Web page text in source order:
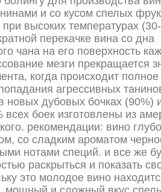
и со кусом спелых
высоких температурах
перекачке вина со дна
чана на его поверхность
мезги прекращается
когда происходит
агрессивных
новых дубовых бочках (90%)
всех боек изготовлены из
рекомендации: вино
со сладким ароматом
нотами специй. и все же
раскрыться и показать
это молодое вино